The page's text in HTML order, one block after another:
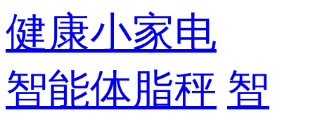
健康小家电
智能体脂秤 智